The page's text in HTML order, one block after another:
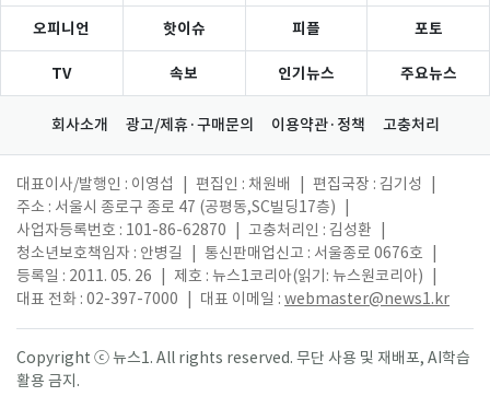
오피니언 핫이슈 피플 포토
TV 속보 인기뉴스 주요뉴스
회사소개 광고/제휴·구매문의 이용약관·정책 고충처리
대표이사/발행인 : 이영섭 편집인 : 채원배 편집국장 : 김기성
주소 : 서울시 종로구 종로 47 (공평동,SC빌딩17층)
사업자등록번호 : 101-86-62870
고충처리인 : 김성환
청소년보호책임자 : 안병길
통신판매업신고 : 서울종로 0676호
등록일 : 2011. 05. 26
제호 : 뉴스1코리아(읽기: 뉴스원코리아)
대표 전화 : 02-397-7000
대표 이메일 : webmaster@news1.kr
Copyright ⓒ 뉴스1. All rights reserved. 무단 사용 및 재배포, AI학습
활용 금지.